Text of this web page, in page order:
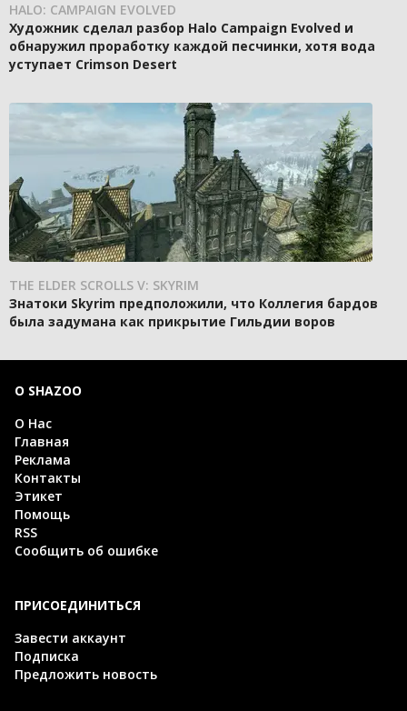
HALO: CAMPAIGN EVOLVED
Художник сделал разбор Halo Campaign Evolved и
обнаружил проработку каждой песчинки, хотя вода
уступает Crimson Desert
THE ELDER SCROLLS V: SKYRIM
Знатоки Skyrim предположили, что Коллегия бардов
была задумана как прикрытие Гильдии воров
О SHAZOO
О Нас
Главная
Реклама
Контакты
Этикет
Помощь
RSS
Сообщить об ошибке
ПРИСОЕДИНИТЬСЯ
Завести аккаунт
Подписка
Предложить новость